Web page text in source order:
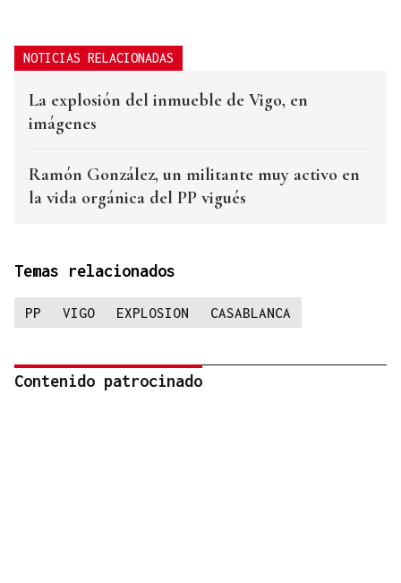
NOTICIAS RELACIONADAS
La explosión del inmueble de Vigo, en
imágenes
Ramón González, un militante muy activo en
la vida orgánica del PP vigués
Temas relacionados
PP VIGO EXPLOSION CASABLANCA
Contenido patrocinado